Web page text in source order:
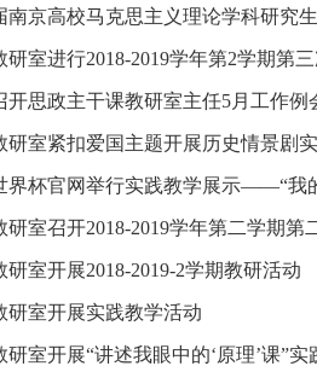
南京高校马克思主义理论学科研究
研室进行2018-2019学年第2学期第
开思政主干课教研室主任5月工作例
研室紧扣爱国主题开展历史情景剧
界杯官网举行实践教学展示——“我
研室召开2018-2019学年第二学期第
研室开展2018-2019-2学期教研活动
研室开展实践教学活动
研室开展“讲述我眼中的‘原理’课”实